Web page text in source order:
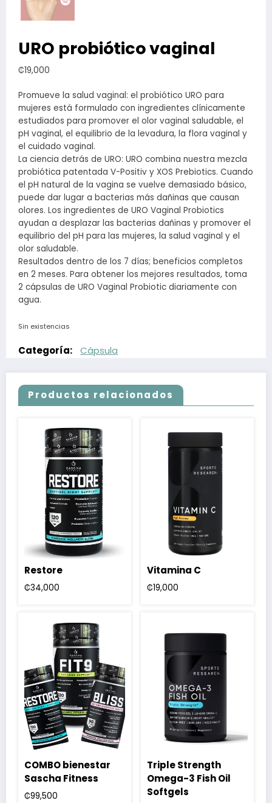
URO probiótico vaginal
₡19,000
Promueve la salud vaginal: el probiótico URO para
mujeres está formulado con ingredientes clínicamente
estudiados para promover el olor vaginal saludable, el
pH vaginal, el equilibrio de la levadura, la flora vaginal y
el cuidado vaginal.
La ciencia detrás de URO: URO combina nuestra mezcla
probiótica patentada V-Positiv y XOS Prebiotics. Cuando
el pH natural de la vagina se vuelve demasiado básico,
puede dar lugar a bacterias más dañinas que causan
olores. Los ingredientes de URO Vaginal Probiotics
ayudan a desplazar las bacterias dañinas y promover el
equilibrio del pH para las mujeres, la salud vaginal y el
olor saludable.
Resultados dentro de los 7 días; beneficios completos
en 2 meses. Para obtener los mejores resultados, toma
2 cápsulas de URO Vaginal Probiotic diariamente con
agua.
Sin existencias
Categoría: Cápsula
Productos relacionados
Restore
₡34,000
Vitamina C
₡19,000
COMBO bienestar
Sascha Fitness
₡99,500
Triple Strength
Omega-3 Fish Oil
Softgels